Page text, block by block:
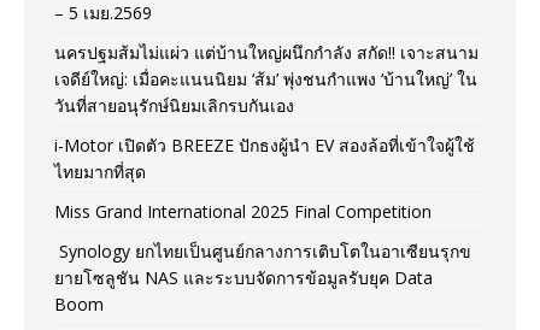
– 5 เมย.2569
นครปฐมส้มไม่แผ่ว แต่บ้านใหญ่ผนึกกำลัง สกัด!! เจาะสนาม
เจดีย์ใหญ่: เมื่อคะแนนนิยม ‘ส้ม’ พุ่งชนกำแพง ‘บ้านใหญ่’ ใน
วันที่สายอนุรักษ์นิยมเลิกรบกันเอง
i-Motor เปิดตัว BREEZE ปักธงผู้นำ EV สองล้อที่เข้าใจผู้ใช้
ไทยมากที่สุด
Miss Grand International 2025 Final Competition
Synology ยกไทยเป็นศูนย์กลางการเติบโตในอาเซียนรุกข
ยายโซลูชัน NAS และระบบจัดการข้อมูลรับยุค Data
Boom